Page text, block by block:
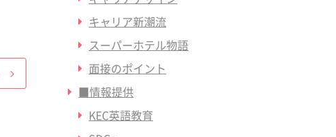
キャリア新潮流
スーパーホテル物語
面接のポイント
■情報提供
KEC英語教育